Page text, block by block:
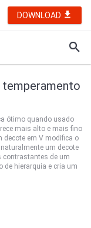
DOWNLOAD
temperamento
ótimo quando usado
mais alto e mais fino
decote em V modifica o
um decote
contrastantes de um
de hierarquia e cria um